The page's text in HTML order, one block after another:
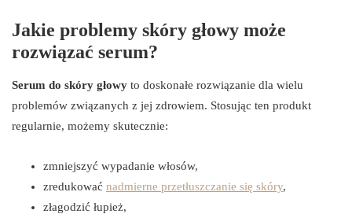
Jakie problemy skóry głowy może
rozwiązać serum?
Serum do skóry głowy to doskonałe rozwiązanie dla wielu
problemów związanych z jej zdrowiem. Stosując ten produkt
regularnie, możemy skutecznie:
zmniejszyć wypadanie włosów,
zredukować nadmierne przetłuszczanie się skóry,
złagodzić łupież,